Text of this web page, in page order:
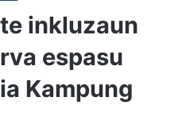
inkluzaun
espasu
Kampung